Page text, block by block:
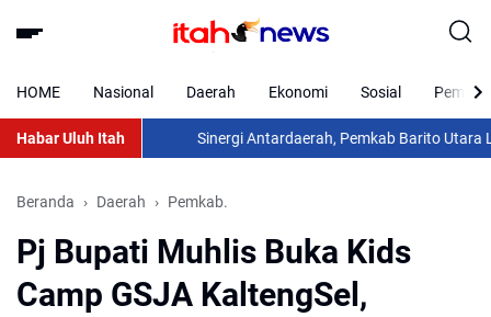
HOME Nasional Daerah Ekonomi Sosial
Habar Uluh Itah Sinergi Antardaerah, Pemkab Barito Utara
Beranda Daerah Pemkab.
Pj Bupati Muhlis Buka Kids
Camp GSJA KaltengSel,